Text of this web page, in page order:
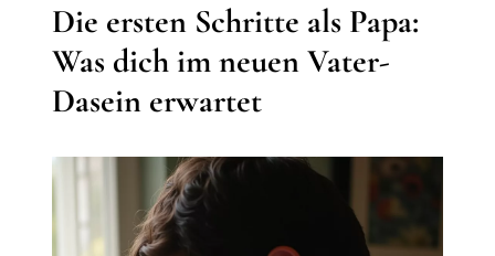
Die ersten Schritte als Papa:
Was dich im neuen Vater-
Dasein erwartet